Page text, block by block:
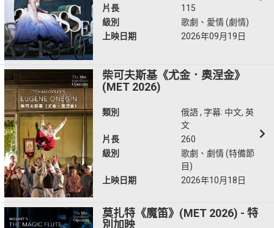
片長
115
級別
歌劇、愛情 (劇情)
上映日期
2026年09月19日
柴可夫斯基《尤金．奧涅金》
(MET 2026)
類別
俄語 , 字幕: 中文, 英
文
片長
260
級別
歌劇、劇情 (特備節
目)
上映日期
2026年10月18日
莫扎特《魔笛》(MET 2026) - 特
別加映